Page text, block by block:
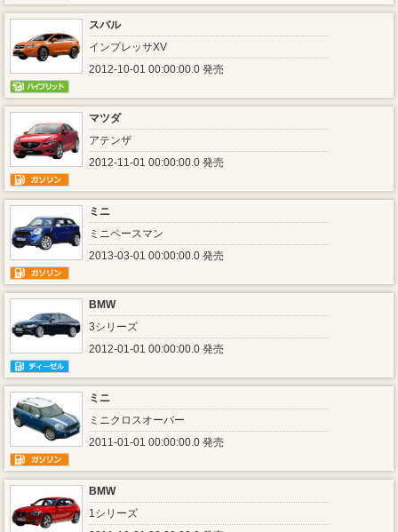
スバル
インプレッサXV
2012-10-01 00:00:00.0 発売
マツダ
アテンザ
2012-11-01 00:00:00.0 発売
ミニ
ミニペースマン
2013-03-01 00:00:00.0 発売
BMW
3シリーズ
2012-01-01 00:00:00.0 発売
ミニ
ミニクロスオーバー
2011-01-01 00:00:00.0 発売
BMW
1シリーズ